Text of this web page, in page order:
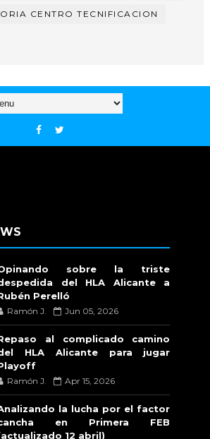
CENTRO TECNIFICACION
sobre la triste
del HLA Alicante a
Perelló
Ramón J. Jun 05, 2026
al complicado camino
HLA Alicante para jugar
Ramón J. Apr 15, 2026
la lucha por el factor
en Primera FEB
12 abril)